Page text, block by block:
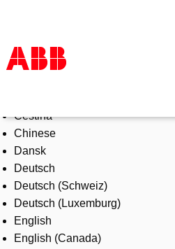
Products & Solutions
Industries
Services
About us
Where to buy
Contact us
Careers
Čeština
Chinese
Dansk
Deutsch
Deutsch (Schweiz)
Deutsch (Luxemburg)
English
English (Canada)